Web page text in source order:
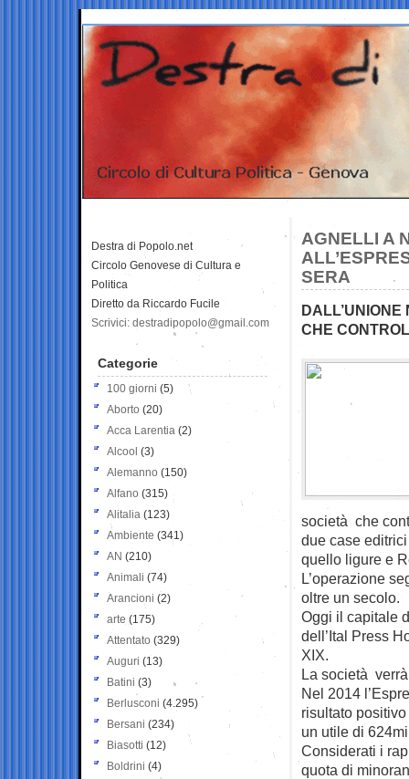
AGNELLI A
SERA
DALL’UNIONE
CHE
società che
due case
quello ligure e
L’operazione
oltre un secolo.
Oggi il capitale
dell’Ital Press
XIX.
La società
Nel 2014
risultato
un utile di
Considerati i
quota di
Destra di Popolo.net
Circolo Genovese di Cultura e
Politica
Diretto da Riccardo Fucile
Scrivici: destradipopolo@gmail.com
Categorie
100 giorni (5)
Aborto (20)
Acca Larentia (2)
Alcool (3)
Alemanno (150)
Alfano (315)
Alitalia (123)
Ambiente (341)
AN (210)
Animali (74)
Arancioni (2)
arte (175)
Attentato (329)
Auguri (13)
Batini (3)
Berlusconi (4.295)
Bersani (234)
Biasotti (12)
Boldrini (4)